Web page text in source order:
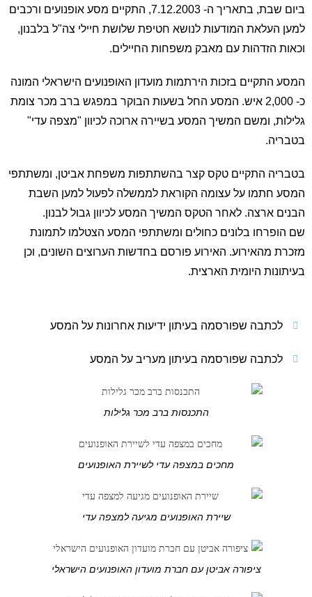
ביום שבת, בתאריך ה- 7.12.2003, התקיים מסע אופנועים ורכבים
למען העלאת המודעות לנושא חטיפת שלושת חיילי צה"ל בלבנון,
וכאות הזדהות עם מאבק משפחות החיילים.
המסע התקיים בזכות הירתמות מועדון האופנועים הישראלי המונה
כ- 2,000 איש. המסע החל בשעות הבוקר במפגש ברב מכר צומת
גלילות, ומשם המשיך המסע בשיירה ארוכה לכיוון "מצפה עדי"
בטבריה.
בטבריה התקיים טקס קצר בהשתתפות משפחת אביטן, ומשתתפי
המסע חתמו על עצומה הקוראת לממשלה לפעול למען השבת
הבנים ארצה. לאחר הטקס המשיך המסע לכיוון גבול לבנון.
שם הופרחו בלונים כחולים ומשתתפי המסע הצטלמו לתמונת
מזכרת מהאירוע. האירוע פורסם בחדשות הערוצים השונים, וכן
בעיתונות היומית הארצית.
לכתבה שפורסמה בעיתון ידיעות אחרונות על המסע
לכתבה שפורסמה בעיתון מעריב על המסע
התכנסות ברב מכר גלילות
מחכים במצפה עדי לשיירת האופנועים
שיירת האופנועים מגיעה למצפה עדי
ציפורה אביטן עם חברת מועדון האופנועים הישראלי